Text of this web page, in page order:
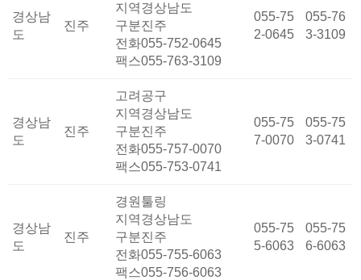
경상남
도
진주
지역경상남도
구분진주
전화055-752-0645
팩스055-763-3109
055-75
2-0645
055-76
3-3109
경상남
도
진주
고려공구
지역경상남도
구분진주
전화055-757-0070
팩스055-753-0741
055-75
7-0070
055-75
3-0741
경상남
도
진주
경원툴링
지역경상남도
구분진주
전화055-755-6063
팩스055-756-6063
055-75
5-6063
055-75
6-6063